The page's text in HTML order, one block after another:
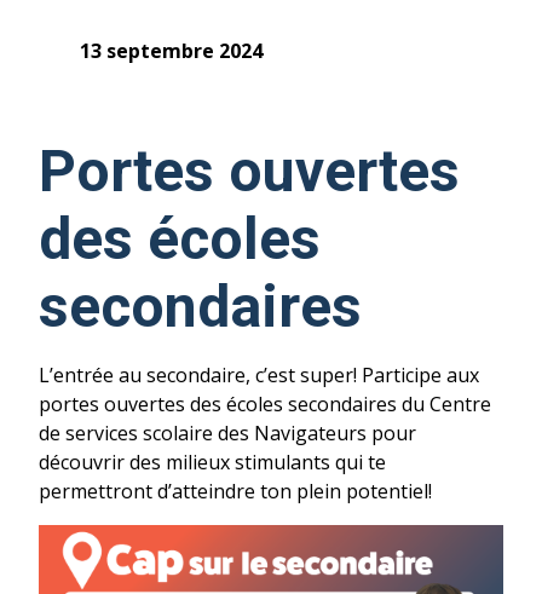
13 septembre 2024
Portes ouvertes
des écoles
secondaires
L’entrée au secondaire, c’est super! Participe aux
portes ouvertes des écoles secondaires du Centre
de services scolaire des Navigateurs pour
découvrir des milieux stimulants qui te
permettront d’atteindre ton plein potentiel!